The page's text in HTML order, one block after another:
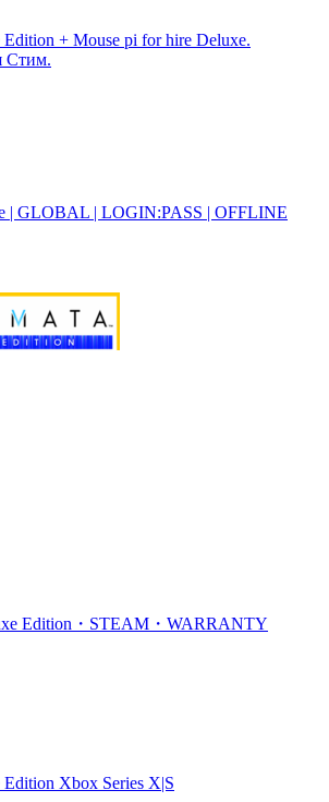
+ Mouse pi for hire Deluxe.
Cтим.
| GLOBAL | LOGIN:PASS | OFFLINE
Edition・STEAM・WARRANTY
Xbox Series X|S